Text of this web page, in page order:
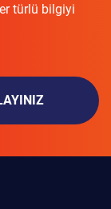
türlü bilgiyi